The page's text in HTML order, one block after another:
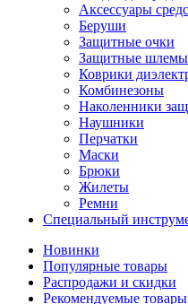
Аксессуары
Беруши
Защитные очки
Защитные шлемы
Коврики
Комбинезоны
Наколенники
Наушники
Перчатки
Маски
Брюки
Жилеты
Ремни
Специальный
Новинки
Популярные товары
Распродажи и скидки
Рекомендуемые товары